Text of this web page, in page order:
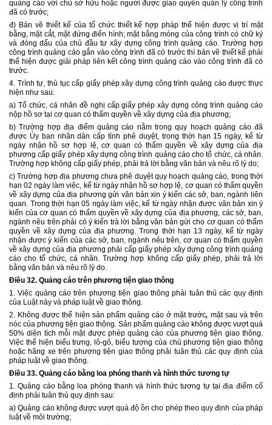
quảng cáo với chủ sở hữu hoặc người được giao quyền quản lý công trình
đã có trước;
đ) Bản vẽ thiết kế của tổ chức thiết kế hợp pháp thể hiện được vị trí mặt
bằng, mặt cắt, mặt đứng điển hình; mặt bằng móng của công trình có chữ ký
và đóng dấu của chủ đầu tư xây dựng công trình quảng cáo. Trường hợp
công trình quảng cáo gắn vào công trình đã có trước thì bản vẽ thiết kế phải
thể hiện được giải pháp liên kết công trình quảng cáo vào công trình đã có
trước.
4. Trình tự, thủ tục cấp giấy phép xây dựng công trình quảng cáo được thực
hiện như sau:
a) Tổ chức, cá nhân đề nghị cấp giấy phép xây dựng công trình quảng cáo
nộp hồ sơ tại cơ quan có thẩm quyền về xây dựng của địa phương;
b) Trường hợp địa điểm quảng cáo nằm trong quy hoạch quảng cáo đã
được Ủy ban nhân dân cấp tỉnh phê duyệt, trong thời hạn 15 ngày, kể từ
ngày nhận hồ sơ hợp lệ, cơ quan có thẩm quyền về xây dựng của địa
phương cấp giấy phép xây dựng công trình quảng cáo cho tổ chức, cá nhân.
Trường hợp không cấp giấy phép, phải trả lời bằng văn bản và nêu rõ lý do;
c) Trường hợp địa phương chưa phê duyệt quy hoạch quảng cáo, trong thời
hạn 02 ngày làm việc, kể từ ngày nhận hồ sơ hợp lệ, cơ quan có thẩm quyền
về xây dựng của địa phương gửi văn bản xin ý kiến các sở, ban, ngành liên
quan. Trong thời hạn 05 ngày làm việc, kể từ ngày nhận được văn bản xin ý
kiến của cơ quan có thẩm quyền về xây dựng của địa phương, các sở, ban,
ngành nêu trên phải có ý kiến trả lời bằng văn bản gửi cho cơ quan có thẩm
quyền về xây dựng của địa phương. Trong thời hạn 13 ngày, kể từ ngày
nhận được ý kiến của các sở, ban, ngành nêu trên, cơ quan có thẩm quyền
về xây dựng của địa phương phải cấp giấy phép xây dựng công trình quảng
cáo cho tổ chức, cá nhân. Trường hợp không cấp giấy phép, phải trả lời
bằng văn bản và nêu rõ lý do.
Điều 32. Quảng cáo trên phương tiện giao thông
1. Việc quảng cáo trên phương tiện giao thông phải tuân thủ các quy định
của Luật này và pháp luật về giao thông.
2. Không được thể hiện sản phẩm quảng cáo ở mặt trước, mặt sau và trên
nóc của phương tiện giao thông. Sản phẩm quảng cáo không được vượt quá
50% diện tích mỗi mặt được phép quảng cáo của phương tiện giao thông.
Việc thể hiện biểu trưng, lô-gô, biểu tượng của chủ phương tiện giao thông
hoặc hãng xe trên phương tiện giao thông phải tuân thủ các quy định của
pháp luật về giao thông.
Điều 33. Quảng cáo bằng loa phóng thanh và hình thức tương tự
1. Quảng cáo bằng loa phóng thanh và hình thức tương tự tại địa điểm cố
định phải tuân thủ quy định sau:
a) Quảng cáo không được vượt quá độ ồn cho phép theo quy định của pháp
luật về môi trường;